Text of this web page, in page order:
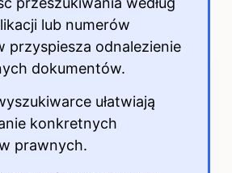
lub numerów
przyspiesza odnalezienie
dokumentów.
ułatwiają
konkretnych
prawnych.